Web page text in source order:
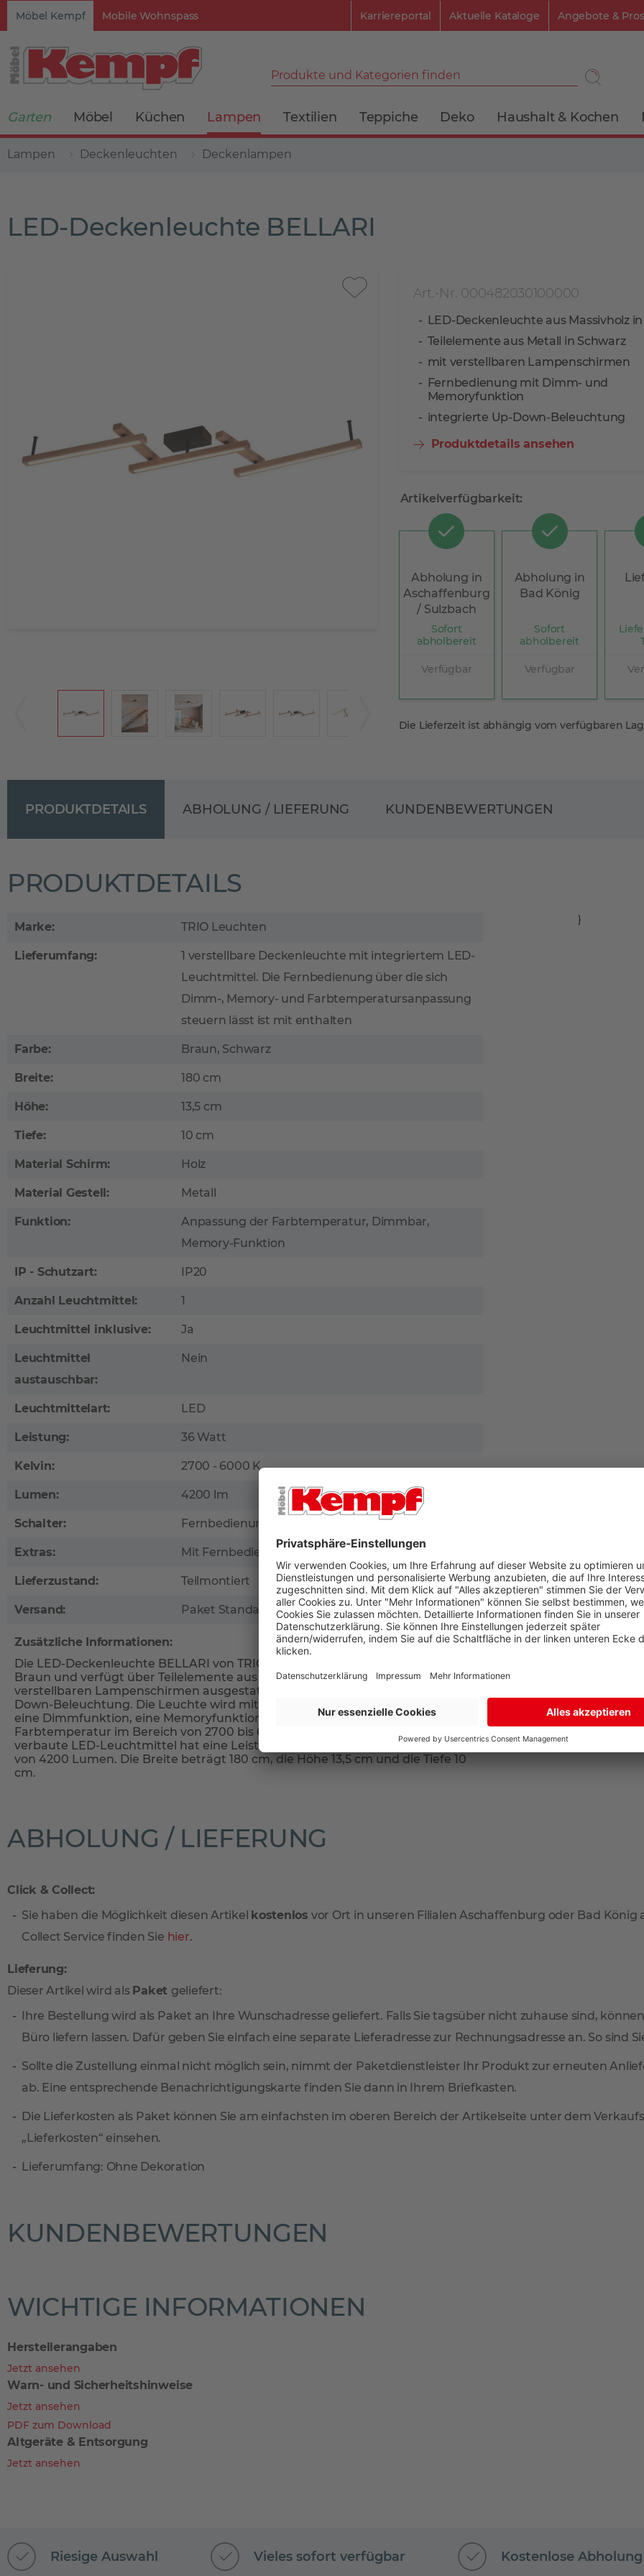
Möbel Kempf Mobile Wohnspass Karriereportal Aktuelle Kataloge Angebote &
Produkte und Kategorien finden
Garten Möbel Küchen Lampen Textilien Teppiche Deko Haushalt & Kochen
Lampen Deckenleuchten Deckenlampen
LED-Deckenleuchte BELLARI
Art.-Nr. 000482030100000
LED-Deckenleuchte aus Massivholz
Teilelemente aus Metall in Schwarz
mit verstellbaren Lampenschirmen
Fernbedienung mit Dimm- und
Memoryfunktion
integrierte Up-Down-Beleuchtung
Produktdetails ansehen
Artikelverfügbarkeit:
Abholung in
Aschaffenburg
/ Sulzbach
Sofort
abholbereit
Verfügbar
Abholung in
Bad König
Sofort
abholbereit
Verfügbar
Die Lieferzeit ist abhängig vom verfügbaren
PRODUKTDETAILS
PRODUKTDETAILS
Marke: TRIO Leuchten
Lieferumfang:
1 verstellbare Deckenleuchte mit integriertem LED-
Leuchtmittel. Die Fernbedienung über die sich
Dimm-, Memory- und Farbtemperatursanpassung
steuern lässt ist mit enthalten
Farbe: Braun, Schwarz
Breite: 180 cm
Höhe: 13,5 cm
Tiefe: 10 cm
Material Schirm: Holz
Material Gestell: Metall
Funktion:
Anpassung der Farbtemperatur, Dimmbar,
Memory-Funktion
IP - Schutzart: IP20
Anzahl Leuchtmittel: 1
Leuchtmittel inklusive: Ja
Leuchtmittel
austauschbar:
Nein
Leuchtmittelart: LED
Leistung: 36 Watt
Kelvin: 2700 - 6000 K
Lumen: 4200 lm
Schalter: Fernbedienung
Extras: Mit Fernbedienung
Lieferzustand: Teilmontiert
Versand: Paket Standard
Zusätzliche Informationen:
Die LED-Deckenleuchte BELLARI von TRIO Leuchten besteht aus Massivholz in
Braun und verfügt über Teilelemente aus Metall in Schwarz. Sie ist mit
verstellbaren Lampenschirmen ausgestattet und bietet eine integrierte Up-
Down-Beleuchtung. Die Leuchte wird mit einer Fernbedienung geliefert, die
eine Dimmfunktion, eine Memoryfunktion sowie die Anpassung der
Farbtemperatur im Bereich von 2700 bis 6000 Kelvin ermöglicht. Das fest
verbaute LED-Leuchtmittel hat eine Leistung von 36 Watt und eine Lichtstärke
von 4200 Lumen. Die Breite beträgt 180 cm, die Höhe 13,5 cm und die Tiefe 10
cm.
}
ABHOLUNG / LIEFERUNG
ABHOLUNG / LIEFERUNG
Click & Collect:
Sie haben die Möglichkeit diesen Artikel kostenlos vor Ort in unseren Filialen Aschaffenburg oder Bad
Collect Service finden Sie hier.
Lieferung:
Dieser Artikel wird als Paket geliefert:
Ihre Bestellung wird als Paket an Ihre Wunschadresse geliefert. Falls Sie tagsüber nicht zuhause sind,
Büro liefern lassen. Dafür geben Sie einfach eine separate Lieferadresse zur Rechnungsadresse an. So sind
Sollte die Zustellung einmal nicht möglich sein, nimmt der Paketdienstleister Ihr Produkt zur erneuten
ab. Eine entsprechende Benachrichtigungskarte finden Sie dann in Ihrem Briefkasten.
Die Lieferkosten als Paket können Sie am einfachsten im oberen Bereich der Artikelseite unter dem
„Lieferkosten“ einsehen.
Lieferumfang: Ohne Dekoration
KUNDENBEWERTUNGEN
KUNDENBEWERTUNGEN
WICHTIGE INFORMATIONEN
Herstellerangaben
Jetzt ansehen
Warn- und Sicherheitshinweise
Jetzt ansehen
PDF zum Download
Altgeräte & Entsorgung
Jetzt ansehen
Riesige Auswahl Vieles sofort verfügbar Kostenlose